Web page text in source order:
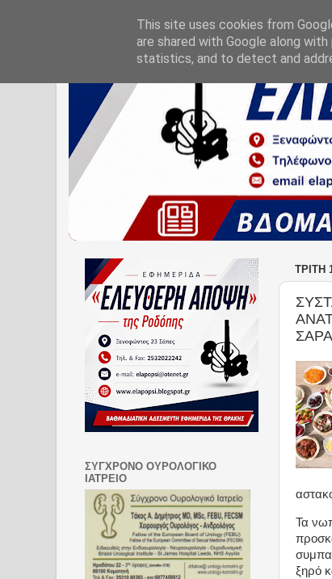
ΤΡΊΤΗ
Τα
ξηρό
ΣΥΓΧΡΟΝΟ ΟΥΡΟΛΟΓΙΚΟ
ΙΑΤΡΕΙΟ
This site uses cookies from
are shared with Google along
statistics, and to detect and